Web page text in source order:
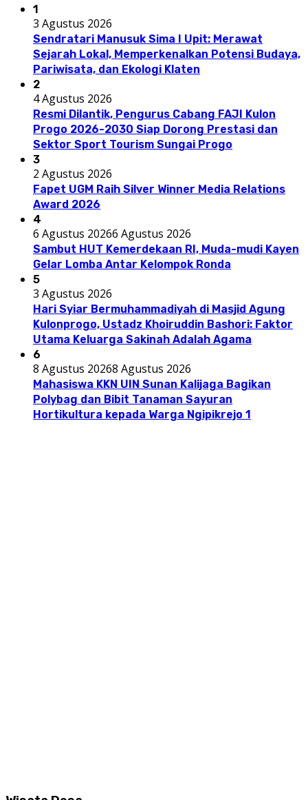
1
3 Agustus 2026
Sendratari Manusuk Sima I Upit: Merawat
Sejarah Lokal, Memperkenalkan Potensi Budaya,
Pariwisata, dan Ekologi Klaten
2
4 Agustus 2026
Resmi Dilantik, Pengurus Cabang FAJI Kulon
Progo 2026-2030 Siap Dorong Prestasi dan
Sektor Sport Tourism Sungai Progo
3
2 Agustus 2026
Fapet UGM Raih Silver Winner Media Relations
Award 2026
4
6 Agustus 20266 Agustus 2026
Sambut HUT Kemerdekaan RI, Muda-mudi Kayen
Gelar Lomba Antar Kelompok Ronda
5
3 Agustus 2026
Hari Syiar Bermuhammadiyah di Masjid Agung
Kulonprogo, Ustadz Khoiruddin Bashori: Faktor
Utama Keluarga Sakinah Adalah Agama
6
8 Agustus 20268 Agustus 2026
Mahasiswa KKN UIN Sunan Kalijaga Bagikan
Polybag dan Bibit Tanaman Sayuran
Hortikultura kepada Warga Ngipikrejo 1